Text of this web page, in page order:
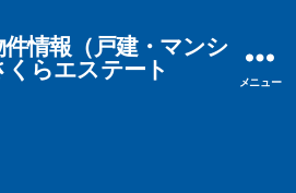
情報（戸建・マンシ
くらエステート
メニュー